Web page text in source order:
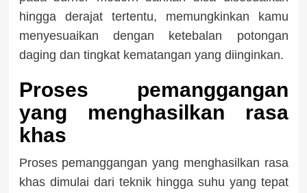
hingga derajat tertentu, memungkinkan kamu
menyesuaikan dengan ketebalan potongan
daging dan tingkat kematangan yang diinginkan.
Proses pemanggangan
yang menghasilkan rasa
khas
Proses pemanggangan yang menghasilkan rasa
khas dimulai dari teknik hingga suhu yang tepat